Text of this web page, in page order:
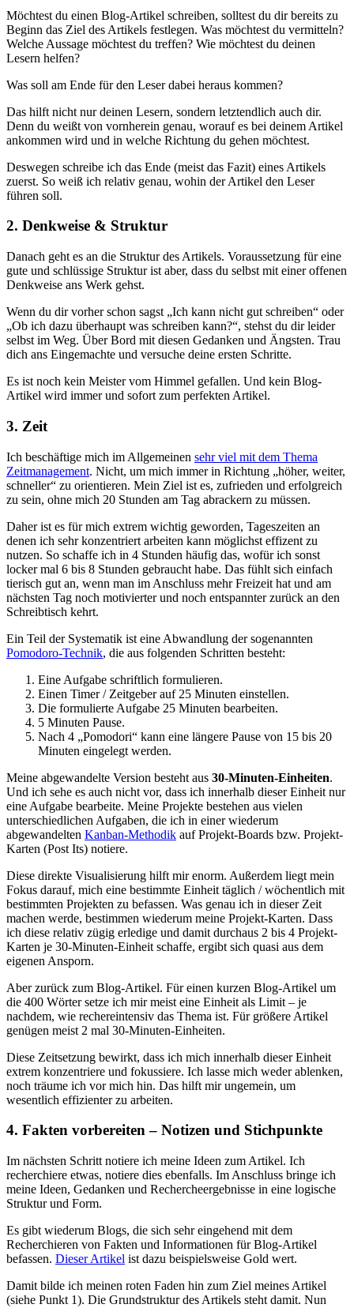
Möchtest du einen Blog-Artikel schreiben, solltest du dir bereits zu
Beginn das Ziel des Artikels festlegen. Was möchtest du vermitteln?
Welche Aussage möchtest du treffen? Wie möchtest du deinen
Lesern helfen?
Was soll am Ende für den Leser dabei heraus kommen?
Das hilft nicht nur deinen Lesern, sondern letztendlich auch dir.
Denn du weißt von vornherein genau, worauf es bei deinem Artikel
ankommen wird und in welche Richtung du gehen möchtest.
Deswegen schreibe ich das Ende (meist das Fazit) eines Artikels
zuerst. So weiß ich relativ genau, wohin der Artikel den Leser
führen soll.
2. Denkweise & Struktur
Danach geht es an die Struktur des Artikels. Voraussetzung für eine
gute und schlüssige Struktur ist aber, dass du selbst mit einer offenen
Denkweise ans Werk gehst.
Wenn du dir vorher schon sagst „Ich kann nicht gut schreiben“ oder
„Ob ich dazu überhaupt was schreiben kann?“, stehst du dir leider
selbst im Weg. Über Bord mit diesen Gedanken und Ängsten. Trau
dich ans Eingemachte und versuche deine ersten Schritte.
Es ist noch kein Meister vom Himmel gefallen. Und kein Blog-
Artikel wird immer und sofort zum perfekten Artikel.
3. Zeit
Ich beschäftige mich im Allgemeinen sehr viel mit dem Thema
Zeitmanagement. Nicht, um mich immer in Richtung „höher, weiter,
schneller“ zu orientieren. Mein Ziel ist es, zufrieden und erfolgreich
zu sein, ohne mich 20 Stunden am Tag abrackern zu müssen.
Daher ist es für mich extrem wichtig geworden, Tageszeiten an
denen ich sehr konzentriert arbeiten kann möglichst effizent zu
nutzen. So schaffe ich in 4 Stunden häufig das, wofür ich sonst
locker mal 6 bis 8 Stunden gebraucht habe. Das fühlt sich einfach
tierisch gut an, wenn man im Anschluss mehr Freizeit hat und am
nächsten Tag noch motivierter und noch entspannter zurück an den
Schreibtisch kehrt.
Ein Teil der Systematik ist eine Abwandlung der sogenannten
Pomodoro-Technik, die aus folgenden Schritten besteht:
Eine Aufgabe schriftlich formulieren.
Einen Timer / Zeitgeber auf 25 Minuten einstellen.
Die formulierte Aufgabe 25 Minuten bearbeiten.
5 Minuten Pause.
Nach 4 „Pomodori“ kann eine längere Pause von 15 bis 20
Minuten eingelegt werden.
Meine abgewandelte Version besteht aus 30-Minuten-Einheiten.
Und ich sehe es auch nicht vor, dass ich innerhalb dieser Einheit nur
eine Aufgabe bearbeite. Meine Projekte bestehen aus vielen
unterschiedlichen Aufgaben, die ich in einer wiederum
abgewandelten Kanban-Methodik auf Projekt-Boards bzw. Projekt-
Karten (Post Its) notiere.
Diese direkte Visualisierung hilft mir enorm. Außerdem liegt mein
Fokus darauf, mich eine bestimmte Einheit täglich / wöchentlich mit
bestimmten Projekten zu befassen. Was genau ich in dieser Zeit
machen werde, bestimmen wiederum meine Projekt-Karten. Dass
ich diese relativ zügig erledige und damit durchaus 2 bis 4 Projekt-
Karten je 30-Minuten-Einheit schaffe, ergibt sich quasi aus dem
eigenen Ansporn.
Aber zurück zum Blog-Artikel. Für einen kurzen Blog-Artikel um
die 400 Wörter setze ich mir meist eine Einheit als Limit – je
nachdem, wie rechereintensiv das Thema ist. Für größere Artikel
genügen meist 2 mal 30-Minuten-Einheiten.
Diese Zeitsetzung bewirkt, dass ich mich innerhalb dieser Einheit
extrem konzentriere und fokussiere. Ich lasse mich weder ablenken,
noch träume ich vor mich hin. Das hilft mir ungemein, um
wesentlich effizienter zu arbeiten.
4. Fakten vorbereiten – Notizen und Stichpunkte
Im nächsten Schritt notiere ich meine Ideen zum Artikel. Ich
recherchiere etwas, notiere dies ebenfalls. Im Anschluss bringe ich
meine Ideen, Gedanken und Rechercheergebnisse in eine logische
Struktur und Form.
Es gibt wiederum Blogs, die sich sehr eingehend mit dem
Recherchieren von Fakten und Informationen für Blog-Artikel
befassen. Dieser Artikel ist dazu beispielsweise Gold wert.
Damit bilde ich meinen roten Faden hin zum Ziel meines Artikel
(siehe Punkt 1). Die Grundstruktur des Artikels steht damit. Nun